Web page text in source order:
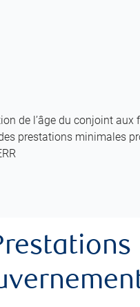
de l’âge du conjoint aux
prestations minimales